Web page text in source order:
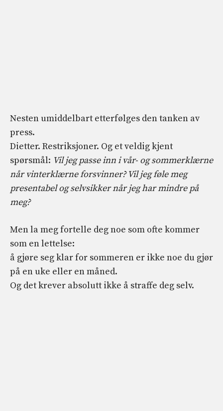
Nesten umiddelbart etterfølges den tanken av
press.
Dietter. Restriksjoner. Og et veldig kjent
spørsmål: Vil jeg passe inn i vår- og sommerklærne
når vinterklærne forsvinner? Vil jeg føle meg
presentabel og selvsikker når jeg har mindre på
meg?
Men la meg fortelle deg noe som ofte kommer
som en lettelse:
å gjøre seg klar for sommeren er ikke noe du gjør
på en uke eller en måned.
Og det krever absolutt ikke å straffe deg selv.